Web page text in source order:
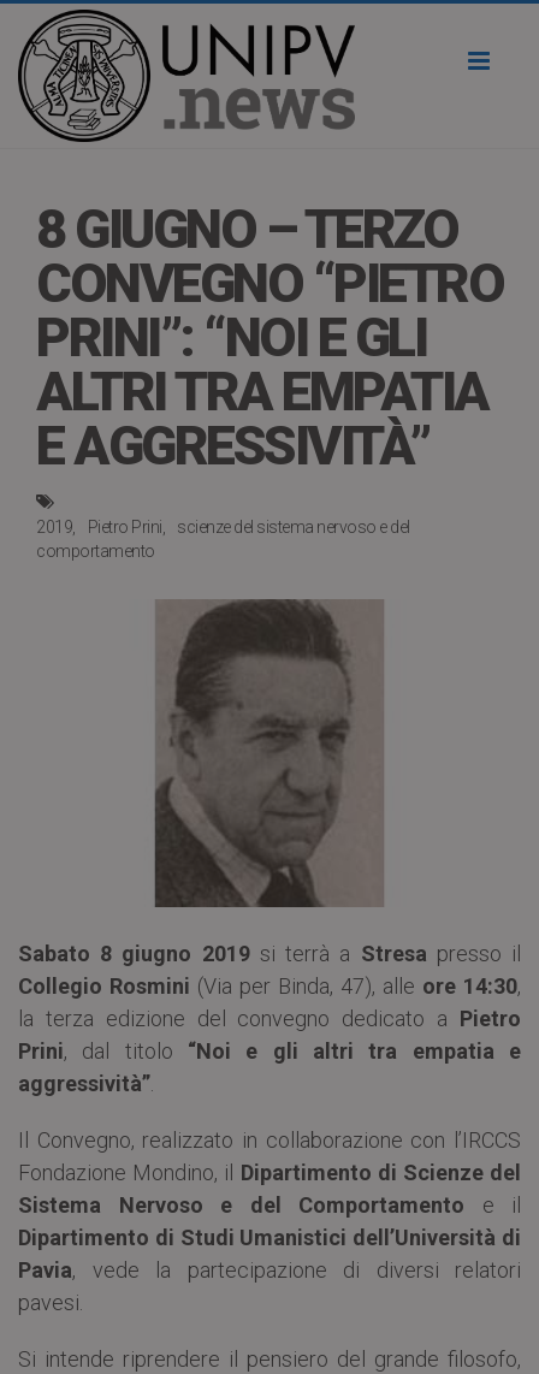
8 GIUGNO – TERZO
CONVEGNO “PIETRO
PRINI”: “NOI E GLI
ALTRI TRA EMPATIA
E AGGRESSIVITÀ”
2019 Pietro Prini
scienze del sistema nervoso e del
comportamento
Sabato 8 giugno 2019si terrà a Stresa presso il
Collegio Rosmini (Via per Binda, 47), alle ore 14:30,
la terza edizione del convegno dedicato a Pietro
Prini, dal titolo “Noi e gli altri tra empatia e
aggressività”.
Il Convegno, realizzato in collaborazione con l’IRCCS
Fondazione Mondino, il Dipartimento di Scienze del
Sistema Nervoso e del Comportamento e il
Dipartimento di Studi Umanistici dell’Università di
Pavia, vede la partecipazione di diversi relatori
pavesi.
Si intende riprendere il pensiero del grande filosofo,